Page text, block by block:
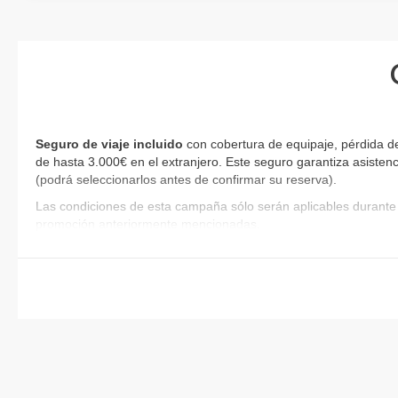
Seguro de viaje incluido con cobertura de equipaje, pérdida
de hasta 3.000€ en el extranjero. Este seguro garantiza
(podrá seleccionarlos antes de confirmar su reserva)
Las condiciones de esta campaña sólo serán aplicables
promoción anteriormente mencionadas.